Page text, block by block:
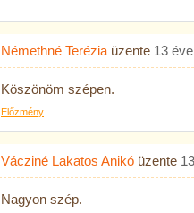
Némethné Terézia üzente 13 éve
Köszönöm szépen.
Előzmény
Vácziné Lakatos Anikó üzente
Nagyon szép.